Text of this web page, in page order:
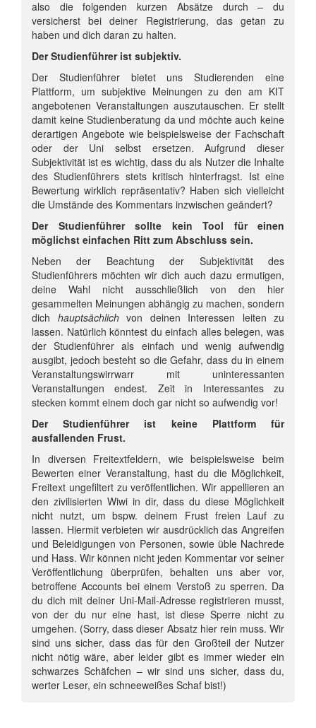
also die folgenden kurzen Absätze durch – du
versicherst bei deiner Registrierung, das getan zu
haben und dich daran zu halten.
Der Studienführer ist subjektiv.
Der Studienführer bietet uns Studierenden eine
Plattform, um subjektive Meinungen zu den am KIT
angebotenen Veranstaltungen auszutauschen. Er stellt
damit keine Studienberatung da und möchte auch keine
derartigen Angebote wie beispielsweise der Fachschaft
oder der Uni selbst ersetzen. Aufgrund dieser
Subjektivität ist es wichtig, dass du als Nutzer die Inhalte
des Studienführers stets kritisch hinterfragst. Ist eine
Bewertung wirklich repräsentativ? Haben sich vielleicht
die Umstände des Kommentars inzwischen geändert?
Der Studienführer sollte kein Tool für einen
möglichst einfachen Ritt zum Abschluss sein.
Neben der Beachtung der Subjektivität des
Studienführers möchten wir dich auch dazu ermutigen,
deine Wahl nicht ausschließlich von den hier
gesammelten Meinungen abhängig zu machen, sondern
dich hauptsächlichvon deinen Interessen leiten zu
lassen. Natürlich könntest du einfach alles belegen, was
der Studienführer als einfach und wenig aufwendig
ausgibt, jedoch besteht so die Gefahr, dass du in einem
Veranstaltungswirrwarr mit uninteressanten
Veranstaltungen endest. Zeit in Interessantes zu
stecken kommt einem doch gar nicht so aufwendig vor!
Der Studienführer ist keine Plattform für
ausfallenden Frust.
In diversen Freitextfeldern, wie beispielsweise beim
Bewerten einer Veranstaltung, hast du die Möglichkeit,
Freitext ungefiltert zu veröffentlichen. Wir appellieren an
den zivilisierten Wiwi in dir, dass du diese Möglichkeit
nicht nutzt, um bspw. deinem Frust freien Lauf zu
lassen. Hiermit verbieten wir ausdrücklich das Angreifen
und Beleidigungen von Personen, sowie üble Nachrede
und Hass. Wir können nicht jeden Kommentar vor seiner
Veröffentlichung überprüfen, behalten uns aber vor,
betroffene Accounts bei einem Verstoß zu sperren. Da
du dich mit deiner Uni-Mail-Adresse registrieren musst,
von der du nur eine hast, ist diese Sperre nicht zu
umgehen. (Sorry, dass dieser Absatz hier rein muss. Wir
sind uns sicher, dass das für den Großteil der Nutzer
nicht nötig wäre, aber leider gibt es immer wieder ein
schwarzes Schäfchen – wir sind uns sicher, dass du,
werter Leser, ein schneeweißes Schaf bist!)